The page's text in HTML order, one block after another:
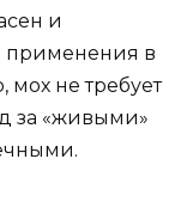
и
применения в
не требует
за «живыми»